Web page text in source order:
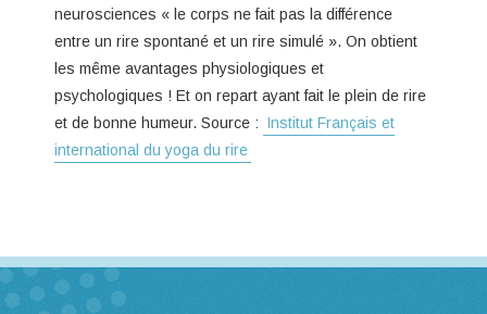
neurosciences « le corps ne fait pas la différence
entre un rire spontané et un rire simulé ». On obtient
les même avantages physiologiques et
psychologiques ! Et on repart ayant fait le plein de rire
et de bonne humeur. Source : Institut Français et
international du yoga du rire